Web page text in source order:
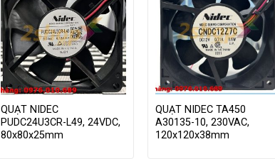
QUẠT NIDEC
PUDC24U3CR-L49, 24VDC,
80x80x25mm
QUẠT NIDEC TA450
A30135-10, 230VAC,
120x120x38mm